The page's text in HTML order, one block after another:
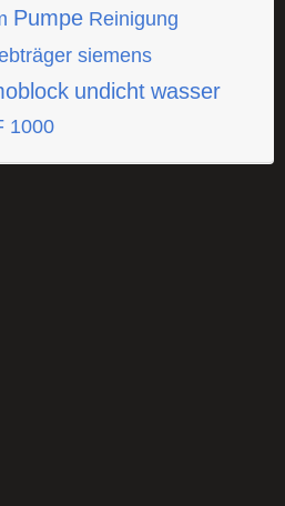
Pumpe Reinigung
siemens
undicht wasser
1000